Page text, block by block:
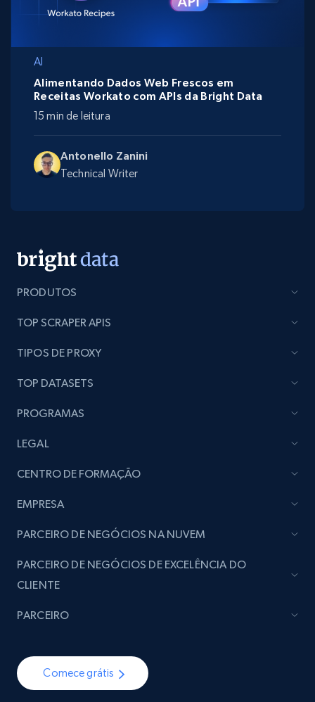
AI
Antonello Zanini
Technical Writer
Alimentando Dados Web Frescos em
Receitas Workato com APIs da Bright Data
15 min de leitura
PRODUTOS
TOP SCRAPER APIS
TIPOS DE PROXY
TOP DATASETS
PROGRAMAS
LEGAL
CENTRO DE FORMAÇÃO
EMPRESA
Comece grátis
PARCEIRO DE NEGÓCIOS NA NUVEM
PARCEIRO DE NEGÓCIOS DE EXCELÊNCIA DO
CLIENTE
PARCEIRO